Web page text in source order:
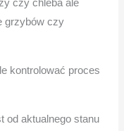
czy chleba ale
grzybów czy
kontrolować proces
od aktualnego stanu